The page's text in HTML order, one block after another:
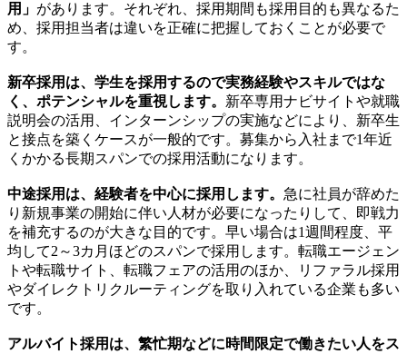
用」 があります。それぞれ、採用期間も採用目的も異なるた
め、採用担当者は違いを正確に把握しておくことが必要で
す。
新卒採用は、学生を採用するので実務経験やスキルではな
く、ポテンシャルを重視します。 新卒専用ナビサイトや就職
説明会の活用、インターンシップの実施などにより、新卒生
と接点を築くケースが一般的です。募集から入社まで1年近
くかかる長期スパンでの採用活動になります。
中途採用は、経験者を中心に採用します。 急に社員が辞めた
り新規事業の開始に伴い人材が必要になったりして、即戦力
を補充するのが大きな目的です。早い場合は1週間程度、平
均して2～3カ月ほどのスパンで採用します。転職エージェン
トや転職サイト、転職フェアの活用のほか、リファラル採用
やダイレクトリクルーティングを取り入れている企業も多い
です。
アルバイト採用は、繁忙期などに時間限定で働きたい人をス